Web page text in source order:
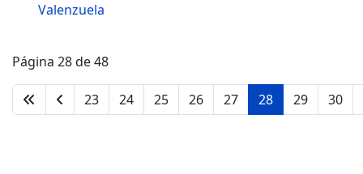
Valenzuela
Página 28 de 48
23 24 25 26 27 28 29 30